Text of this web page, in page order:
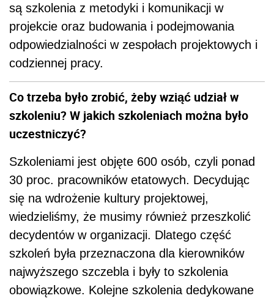
są szkolenia z metodyki i komunikacji w
projekcie oraz budowania i podejmowania
odpowiedzialności w zespołach projektowych i
codziennej pracy.
Co trzeba było zrobić, żeby wziąć udział w
szkoleniu? W jakich szkoleniach można było
uczestniczyć?
Szkoleniami jest objęte 600 osób, czyli ponad
30 proc. pracowników etatowych. Decydując
się na wdrożenie kultury projektowej,
wiedzieliśmy, że musimy również przeszkolić
decydentów w organizacji. Dlatego część
szkoleń była przeznaczona dla kierowników
najwyższego szczebla i były to szkolenia
obowiązkowe. Kolejne szkolenia dedykowane